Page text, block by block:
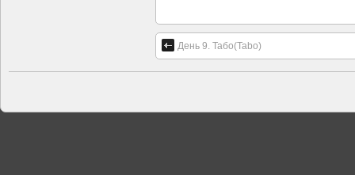
День 9. Табо(Tabo)